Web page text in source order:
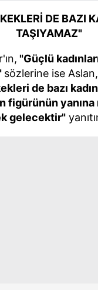
DE BAZI
TAŞIYAMAZ"
"Güçlü
sözlerine ise Aslan,
de bazı
figürünün
gelecektir"